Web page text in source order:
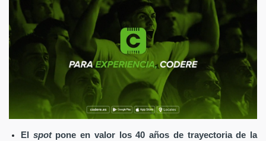
El spot pone en valor los 40 años de trayectoria de la